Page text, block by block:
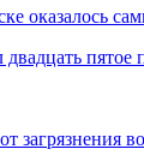
оказалось
двадцать
загрязнения